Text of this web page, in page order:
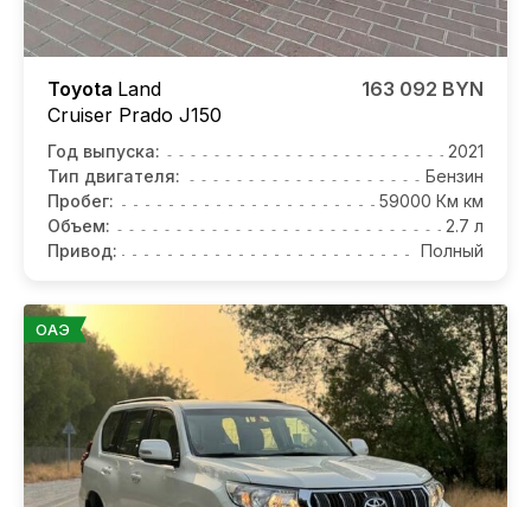
Toyota Land
Cruiser Prado J150
163 092 BYN
Год выпуска:
2021
Тип двигателя:
Бензин
Пробег:
59000 Км км
Объем:
2.7 л
Привод:
Полный
ОАЭ